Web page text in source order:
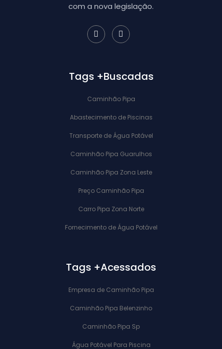
com a nova legislação.
Tags +Buscadas
Caminhão Pipa
Abastecimento de Piscinas
Transporte de Água Potável
Caminhão Pipa Guarulhos
Caminhão Pipa Zona Leste
Preço Caminhão Pipa
Carro Pipa Zona Norte
Fornecimento de Água Potável
Tags +Acessados
Empresa de Caminhão Pipa
Caminhão Pipa Belenzinho
Caminhão Pipa Sp
Água Potável Para Piscina